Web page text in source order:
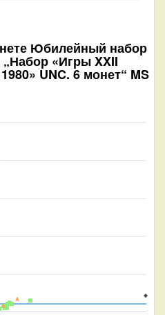
Юбилейный набор
„Набор «Игры XXII
UNC. 6 монет“ MS